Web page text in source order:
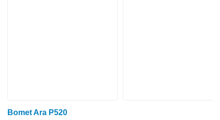
Bomet Ara P520